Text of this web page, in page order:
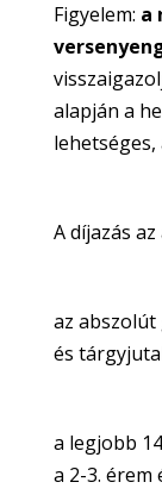
Figyelem: a
alapján a
A díjazás
az abszolút
és
a legjobb
a 2-3.